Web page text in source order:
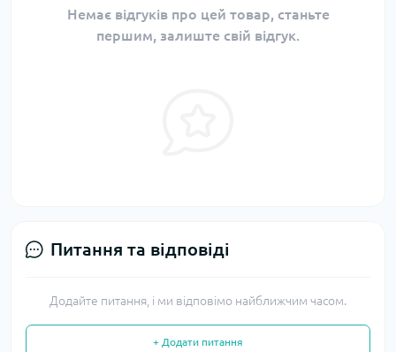
Немає відгуків про цей товар, станьте
першим, залиште свій відгук.
Питання та відповіді
Додайте питання, і ми відповімо найближчим часом.
+ Додати питання